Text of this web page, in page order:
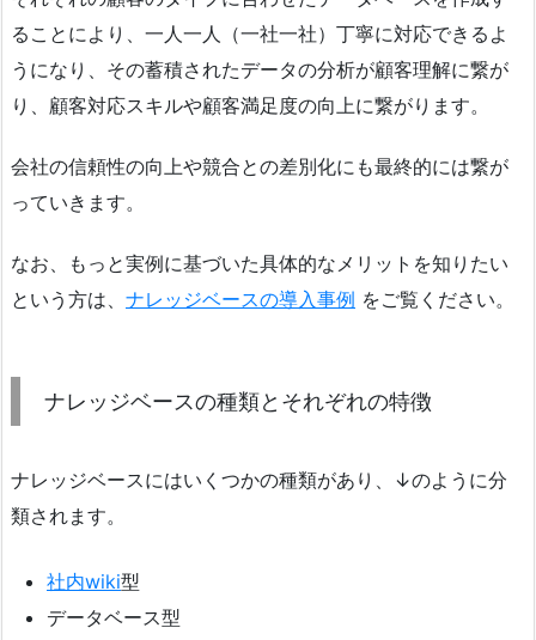
ることにより、一人一人（一社一社）丁寧に対応できるよ
うになり、その蓄積されたデータの分析が顧客理解に繋が
り、顧客対応スキルや顧客満足度の向上に繋がります。
会社の信頼性の向上や競合との差別化にも最終的には繋が
っていきます。
なお、もっと実例に基づいた具体的なメリットを知りたい
という方は、 ナレッジベースの導入事例 をご覧ください。
ナレッジベースの種類とそれぞれの特徴
ナレッジベースにはいくつかの種類があり、↓のように分
類されます。
社内wiki型
データベース型